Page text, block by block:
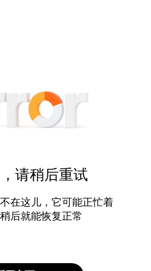
请稍后重试
在这儿，它可能正忙着
后就能恢复正常